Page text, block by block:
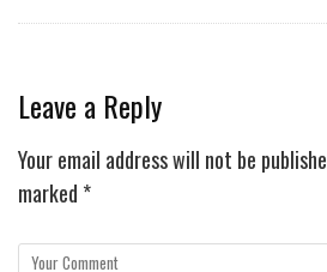
Leave a Reply
Your email address will not be
marked *